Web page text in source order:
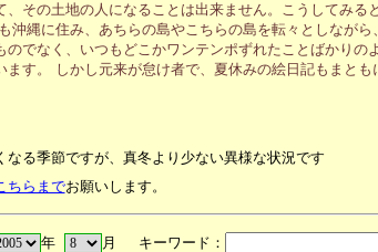
、その土地の人になることは出来ません。こうしてみ
沖縄に住み、あちらの島やこちらの島を転々としなが
のでなく、いつもどこかワンテンポずれたことばかり
ます。 しかし元来が怠け者で、夏休みの絵日記もまと
なる季節ですが、真冬より少ない異様な状況です
ちらまでお願いします。
年 月 キーワード：